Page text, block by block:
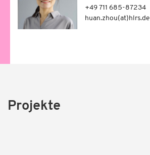
+49 711 685-87234
huan.zhou(at)hlrs.de
Projekte